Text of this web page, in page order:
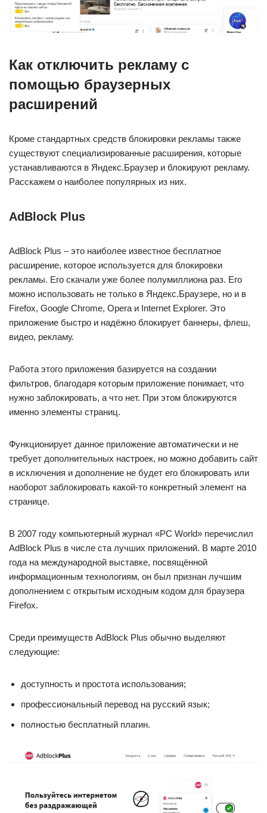
Как отключить рекламу с
помощью браузерных
расширений
Кроме стандартных средств блокировки рекламы также
существуют специализированные расширения, которые
устанавливаются в Яндекс.Браузер и блокируют рекламу.
Расскажем о наиболее популярных из них.
AdBlock Plus
AdBlock Plus – это наиболее известное бесплатное
расширение, которое используется для блокировки
рекламы. Его скачали уже более полумиллиона раз. Его
можно использовать не только в Яндекс.Браузере, но и в
Firefox, Google Chrome, Opera и Internet Explorer. Это
приложение быстро и надёжно блокирует баннеры, флеш,
видео, рекламу.
Работа этого приложения базируется на создании
фильтров, благодаря которым приложение понимает, что
нужно заблокировать, а что нет. При этом блокируются
именно элементы страниц.
Функционирует данное приложение автоматически и не
требует дополнительных настроек, но можно добавить сайт
в исключения и дополнение не будет его блокировать или
наоборот заблокировать какой-то конкретный элемент на
странице.
В 2007 году компьютерный журнал «PC World» перечислил
AdBlock Plus в числе ста лучших приложений. В марте 2010
года на международной выставке, посвящённой
информационным технологиям, он был признан лучшим
дополнением с открытым исходным кодом для браузера
Firefox.
Среди преимуществ AdBlock Plus обычно выделяют
следующие:
доступность и простота использования;
профессиональный перевод на русский язык;
полностью бесплатный плагин.